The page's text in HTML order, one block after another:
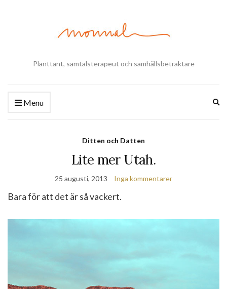
Planttant, samtalsterapeut och samhällsbetraktare
Menu
Ditten och Datten
Lite mer Utah.
25 augusti, 2013 Inga kommentarer
Bara för att det är så vackert.